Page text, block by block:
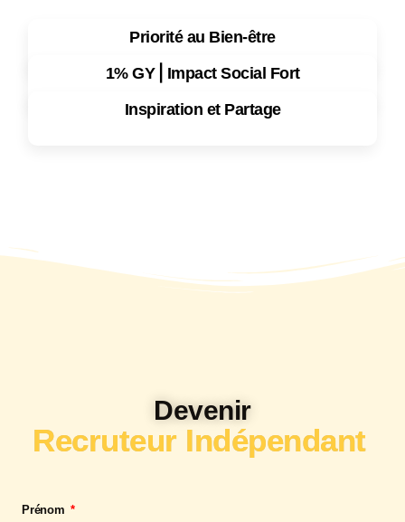
Priorité au Bien-être
1% GY⎪Impact Social Fort
Inspiration et Partage
Devenir
Recruteur Indépendant​
Prénom